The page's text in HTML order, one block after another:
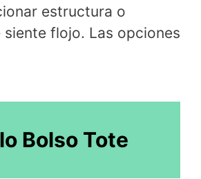
estructura o
siente flojo. Las opciones
Bolso Tote